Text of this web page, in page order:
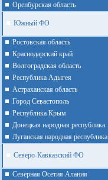
Оренбурская область
Южный ФО
Ростовская область
Краснодарский край
Волгоградская область
Республика Адыгея
Астраханская область
Город Севастополь
Республика Крым
Донецкая народная республика
Луганская народная республика
Северо-Кавказский ФО
Северная Осетия Алания